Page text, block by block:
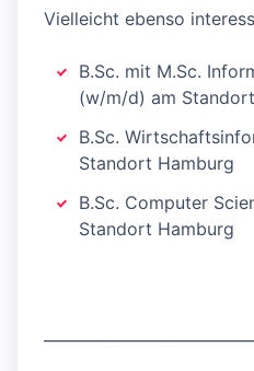
Vielleicht ebenso
B.Sc. mit M.Sc.
(w/m/d) am
B.Sc.
Standort Hamburg
B.Sc. Computer
Standort Hamburg